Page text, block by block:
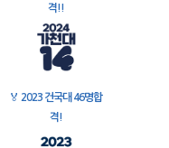
격!!
🏅 2023 건국대 46명합
격!